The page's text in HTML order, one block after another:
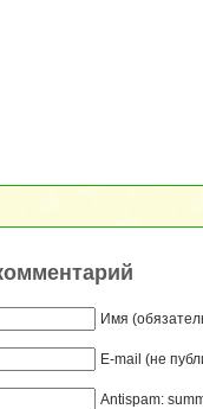
Имя
E-mail (не
Antispam: